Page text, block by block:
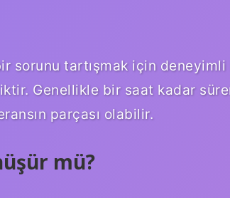
sorunu tartışmak için deneyimli
Genellikle bir saat kadar
parçası olabilir.
mü?